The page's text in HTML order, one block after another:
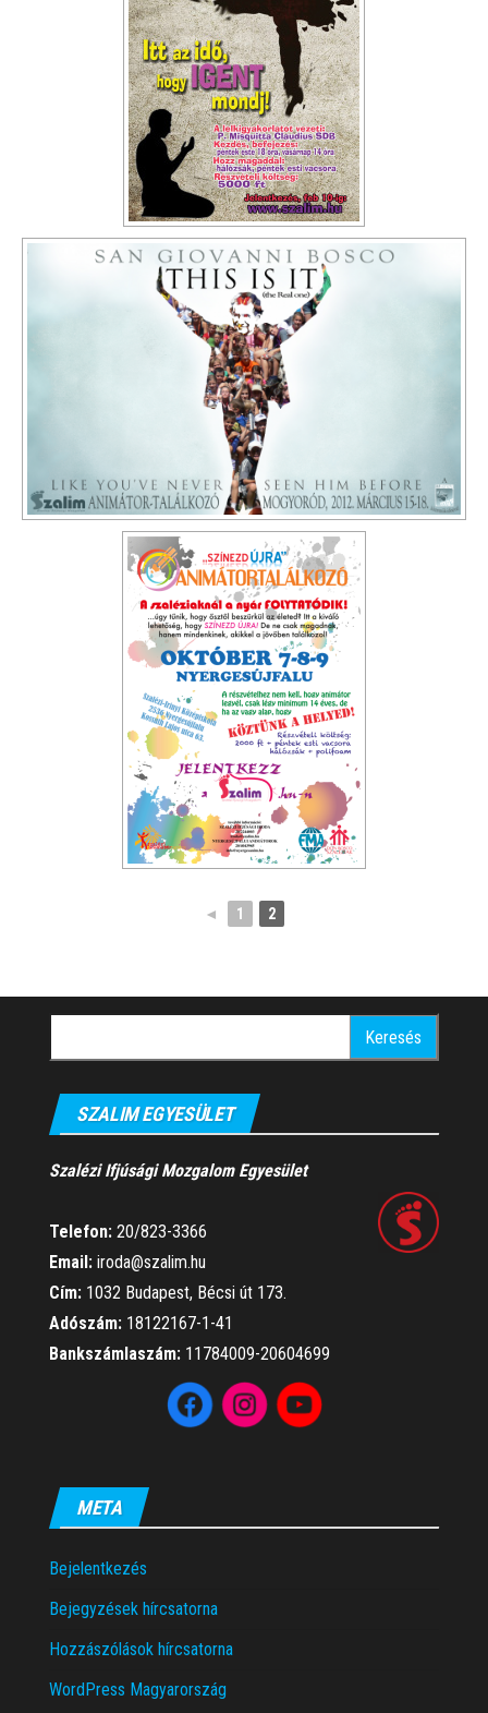
◄ 1 2
SZALIM EGYESÜLET
Szalézi Ifjúsági Mozgalom Egyesület
Telefon: 20/823-3366
Email: iroda@szalim.hu
Cím: 1032 Budapest, Bécsi út 173.
Adószám: 18122167-1-41
Bankszámlaszám: 11784009-20604699
META
Bejelentkezés
Bejegyzések hírcsatorna
Hozzászólások hírcsatorna
WordPress Magyarország